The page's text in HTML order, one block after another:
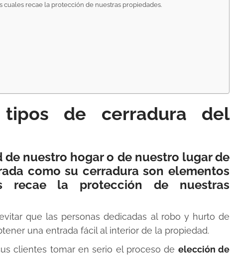
recae la protección de nuestras propiedades.
de cerradura del
nuestro hogar o de nuestro lugar de
como su cerradura son elementos
recae la protección de nuestras
que las personas dedicadas al robo y hurto de
una entrada fácil al interior de la propiedad.
clientes tomar en serio el proceso de elección de